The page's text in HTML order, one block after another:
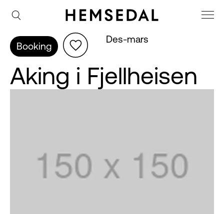
Booking
Des-mars
Aking i Fjellheisen